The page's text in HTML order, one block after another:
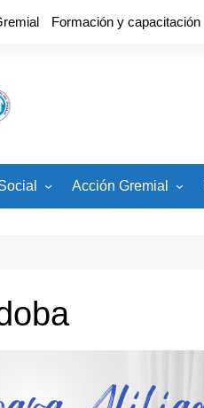
Formación y capacitación
Acción Gremial